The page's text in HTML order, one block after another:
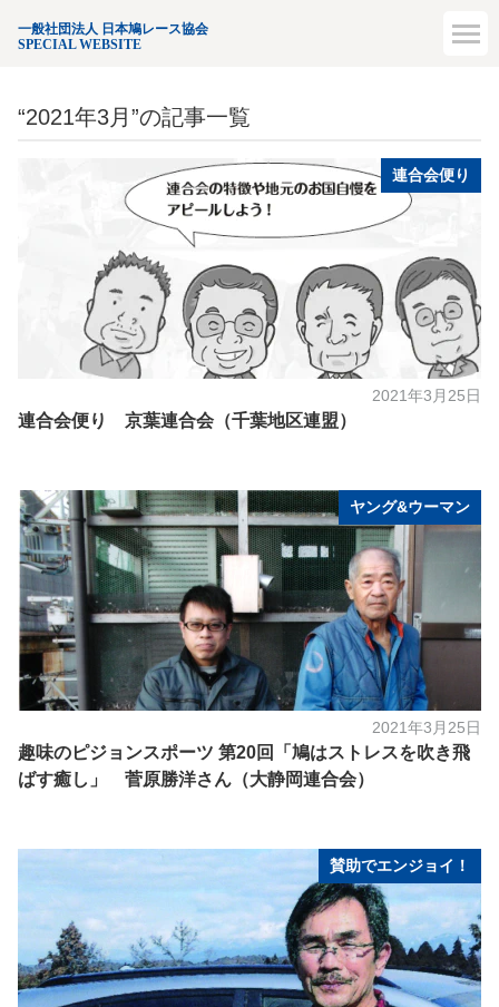
一般社団法人 日本鳩レース協会
SPECIAL WEBSITE
“2021年3月”の記事一覧
連合会便り
2021年3月25日
連合会便り 京葉連合会（千葉地区連盟）
ヤング&ウーマン
2021年3月25日
趣味のピジョンスポーツ 第20回「鳩はストレスを吹き飛
ばす癒し」 菅原勝洋さん（大静岡連合会）
賛助でエンジョイ！